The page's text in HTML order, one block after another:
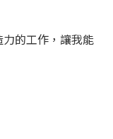
的工作，讓我能
只是需要一個能
我會為公司帶來